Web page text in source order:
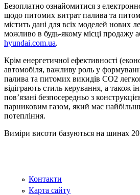
Безоплатно ознайомитися з
щодо питомих витрат палива та
містить дані для всіх моделей нових
можливо в будь-якому місці продажу
hyundai.com.ua.
Крім енергетичної ефективності
автомобіля, важливу роль у
палива та питомих викидів CO2
відіграють стиль керування, а також
пов’язані безпосередньо з
парниковим газом, який має
потепління.
Виміри висоти базуються на шинах
Контакти
Карта сайту